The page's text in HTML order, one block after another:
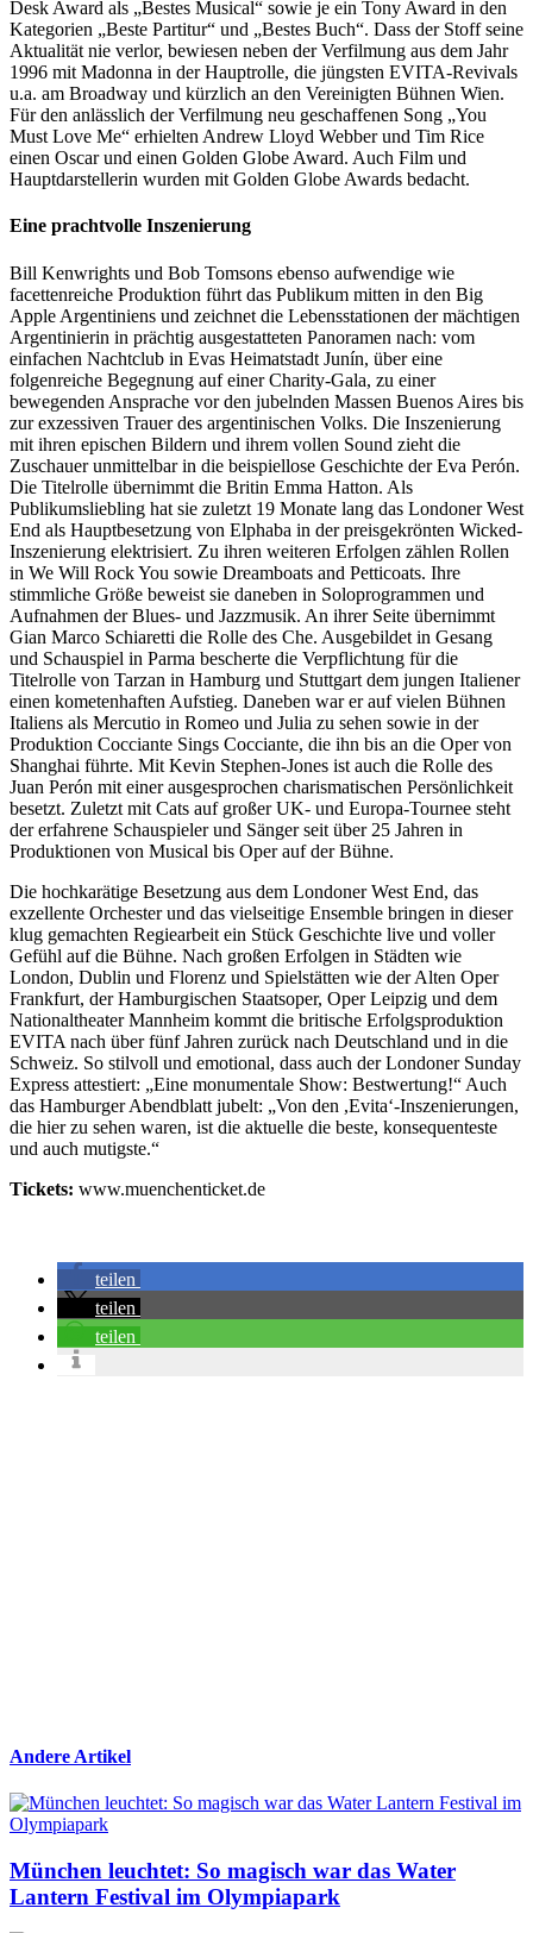
Desk Award als „Bestes Musical“ sowie je ein Tony Award in den
Kategorien „Beste Partitur“ und „Bestes Buch“. Dass der Stoff seine
Aktualität nie verlor, bewiesen neben der Verfilmung aus dem Jahr
1996 mit Madonna in der Hauptrolle, die jüngsten EVITA-Revivals
u.a. am Broadway und kürzlich an den Vereinigten Bühnen Wien.
Für den anlässlich der Verfilmung neu geschaffenen Song „You
Must Love Me“ erhielten Andrew Lloyd Webber und Tim Rice
einen Oscar und einen Golden Globe Award. Auch Film und
Hauptdarstellerin wurden mit Golden Globe Awards bedacht.
Eine prachtvolle Inszenierung
Bill Kenwrights und Bob Tomsons ebenso aufwendige wie
facettenreiche Produktion führt das Publikum mitten in den Big
Apple Argentiniens und zeichnet die Lebensstationen der mächtigen
Argentinierin in prächtig ausgestatteten Panoramen nach: vom
einfachen Nachtclub in Evas Heimatstadt Junín, über eine
folgenreiche Begegnung auf einer Charity-Gala, zu einer
bewegenden Ansprache vor den jubelnden Massen Buenos Aires bis
zur exzessiven Trauer des argentinischen Volks. Die Inszenierung
mit ihren epischen Bildern und ihrem vollen Sound zieht die
Zuschauer unmittelbar in die beispiellose Geschichte der Eva Perón.
Die Titelrolle übernimmt die Britin Emma Hatton. Als
Publikumsliebling hat sie zuletzt 19 Monate lang das Londoner West
End als Hauptbesetzung von Elphaba in der preisgekrönten Wicked-
Inszenierung elektrisiert. Zu ihren weiteren Erfolgen zählen Rollen
in We Will Rock You sowie Dreamboats and Petticoats. Ihre
stimmliche Größe beweist sie daneben in Soloprogrammen und
Aufnahmen der Blues- und Jazzmusik. An ihrer Seite übernimmt
Gian Marco Schiaretti die Rolle des Che. Ausgebildet in Gesang
und Schauspiel in Parma bescherte die Verpflichtung für die
Titelrolle von Tarzan in Hamburg und Stuttgart dem jungen Italiener
einen kometenhaften Aufstieg. Daneben war er auf vielen Bühnen
Italiens als Mercutio in Romeo und Julia zu sehen sowie in der
Produktion Cocciante Sings Cocciante, die ihn bis an die Oper von
Shanghai führte. Mit Kevin Stephen-Jones ist auch die Rolle des
Juan Perón mit einer ausgesprochen charismatischen Persönlichkeit
besetzt. Zuletzt mit Cats auf großer UK- und Europa-Tournee steht
der erfahrene Schauspieler und Sänger seit über 25 Jahren in
Produktionen von Musical bis Oper auf der Bühne.
Die hochkarätige Besetzung aus dem Londoner West End, das
exzellente Orchester und das vielseitige Ensemble bringen in dieser
klug gemachten Regiearbeit ein Stück Geschichte live und voller
Gefühl auf die Bühne. Nach großen Erfolgen in Städten wie
London, Dublin und Florenz und Spielstätten wie der Alten Oper
Frankfurt, der Hamburgischen Staatsoper, Oper Leipzig und dem
Nationaltheater Mannheim kommt die britische Erfolgsproduktion
EVITA nach über fünf Jahren zurück nach Deutschland und in die
Schweiz. So stilvoll und emotional, dass auch der Londoner Sunday
Express attestiert: „Eine monumentale Show: Bestwertung!“ Auch
das Hamburger Abendblatt jubelt: „Von den ,Evita‘-Inszenierungen,
die hier zu sehen waren, ist die aktuelle die beste, konsequenteste
und auch mutigste.“
Tickets: www.muenchenticket.de
teilen
teilen
teilen
Andere Artikel
München leuchtet: So magisch war das Water
Lantern Festival im Olympiapark